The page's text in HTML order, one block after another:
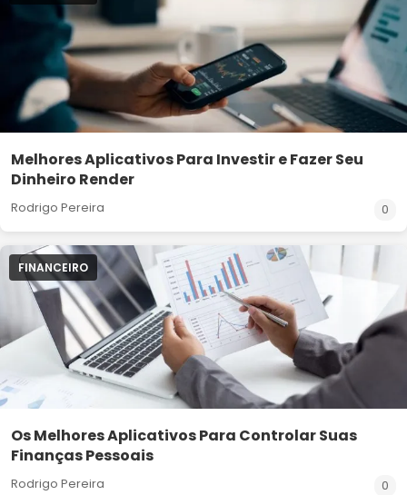
Melhores Aplicativos Para Investir e Fazer Seu
Dinheiro Render
Rodrigo Pereira 0
FINANCEIRO
Os Melhores Aplicativos Para Controlar Suas
Finanças Pessoais
Rodrigo Pereira 0